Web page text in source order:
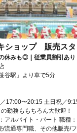
ショップ 販売スタ
休みも◎｜従業員割引あり
谷駅」より車で5分
17:00〜20:15 土日祝／
勤務ももちろん大歓迎！
アルバイト・パート 職種
/流通専門職、その他販売/